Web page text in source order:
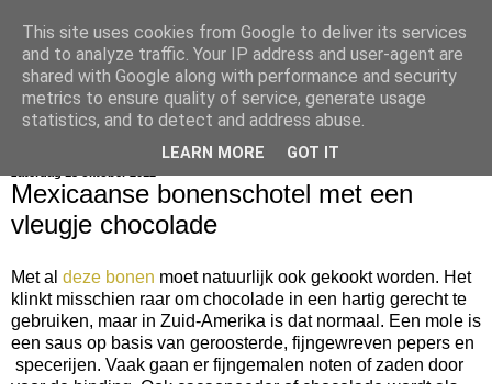
bijna net zo lekker als thuis
Mexicaanse bonenschotel met een
vleugje chocolade
Met al deze bonen moet natuurlijk ook gekookt worden. Het
klinkt misschien raar om chocolade in een hartig gerecht te
gebruiken, maar in Zuid-Amerika is dat normaal. Een mole is
een saus op basis van geroosterde, fijngewreven pepers en
specerijen. Vaak gaan er fijngemalen noten of zaden door
This site uses cookies from Google to deliver its services
and to analyze traffic. Your IP address and user-agent are
shared with Google along with performance and security
metrics to ensure quality of service, generate usage
statistics, and to detect and address abuse.
LEARN MORE GOT IT